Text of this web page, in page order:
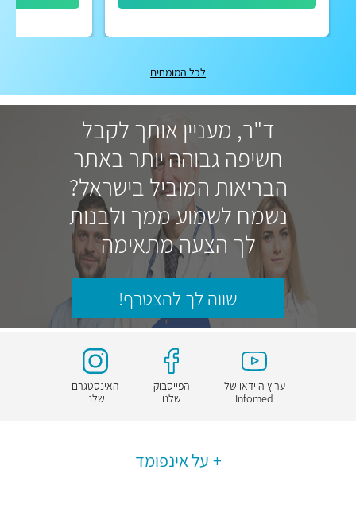
לכל המומחים
ד"ר, מעניין אותך לקבל
חשיפה גבוהה יותר באתר
הבריאות המוביל בישראל?
נשמח לשמוע ממך ולבנות
לך הצעה מתאימה
שווה לך להצטרף!
ערוץ הוידאו של
Infomed
הפייסבוק
שלנו
האינסטגרם
שלנו
על אינפומד